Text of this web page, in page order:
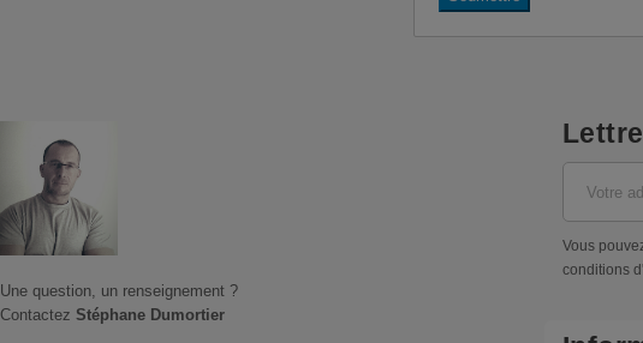
Une question, un renseignement ?
Contactez Stéphane Dumortier
Vous
conditions